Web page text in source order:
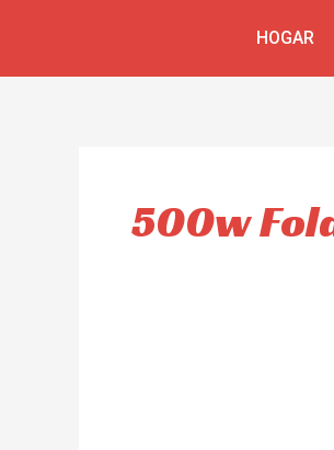
HOGAR
500w